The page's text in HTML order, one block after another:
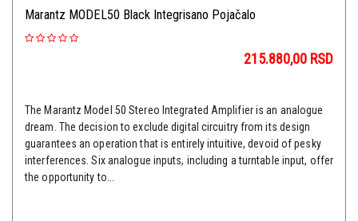
Marantz MODEL50 Black Integrisano Pojačalo
215.880,00 RSD
The Marantz Model 50 Stereo Integrated Amplifier is an analogue
dream. The decision to exclude digital circuitry from its design
guarantees an operation that is entirely intuitive, devoid of pesky
interferences. Six analogue inputs, including a turntable input, offer
the opportunity to...